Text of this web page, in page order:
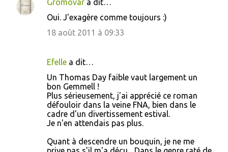
Gromovar a dit…
Oui. J'exagère comme toujours :)
18 août 2011 à 09:33
Efelle a dit…
Un Thomas Day faible vaut largement un
bon Gemmell !
Plus sérieusement, j'ai apprécié ce roman
défouloir dans la veine FNA, bien dans le
cadre d'un divertissement estival.
Je n'en attendais pas plus.
Quant à descendre un bouquin, je ne me